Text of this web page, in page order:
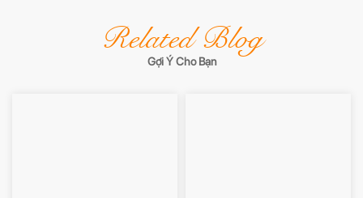
Related Blog
Gợi Ý Cho Bạn